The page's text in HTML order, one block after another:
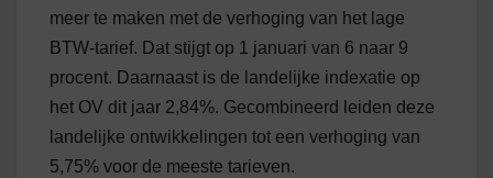
meer te maken met de verhoging van het lage
BTW-tarief. Dat stijgt op 1 januari van 6 naar 9
procent. Daarnaast is de landelijke indexatie op
het OV dit jaar 2,84%. Gecombineerd leiden deze
landelijke ontwikkelingen tot een verhoging van
5,75% voor de meeste tarieven.